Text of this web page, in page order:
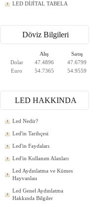
LED DİJİTAL TABELA
Döviz Bilgileri
Alış
Satış
Dolar
47.4896
47.6799
Euro
54.7365 54.9559
LED HAKKINDA
Led Nedir?
Led'in Tarihçesi
Led'in Faydaları
Led'in Kullanım Alanları
Led Aydınlatma ve Kümes
Hayvanlaıı
Led Genel Aydınlatma
Hakkında Bilgiler